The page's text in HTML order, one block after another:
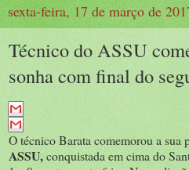
sexta-feira, 17 de março de
Técnico do ASSU
sonha com final do
O técnico Barata comemorou a
ASSU,conquistada em cima do